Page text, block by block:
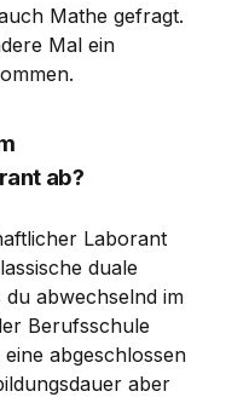
Mathe gefragt.
Mal ein
ab?
Laborant
duale
du abwechselnd im
Berufsschule
abgeschlossen
aber